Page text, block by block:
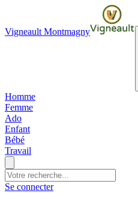
Vigneault Montmagny
Homme
Femme
Ado
Enfant
Bébé
Travail
Se connecter